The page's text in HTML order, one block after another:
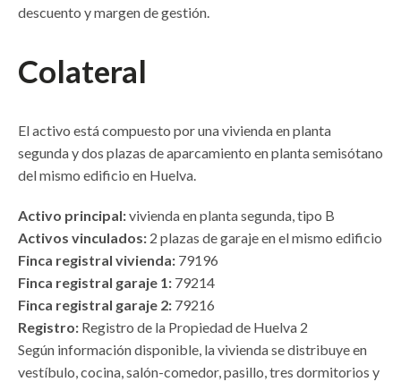
descuento y margen de gestión.
Colateral
El activo está compuesto por una vivienda en planta
segunda y dos plazas de aparcamiento en planta semisótano
del mismo edificio en Huelva.
Activo principal:vivienda en planta segunda, tipo B
Activos vinculados: 2 plazas de garaje en el mismo edificio
Finca registral vivienda: 79196
Finca registral garaje 1: 79214
Finca registral garaje 2: 79216
Registro: Registro de la Propiedad de Huelva 2
Según información disponible, la vivienda se distribuye en
vestíbulo, cocina, salón-comedor, pasillo, tres dormitorios y